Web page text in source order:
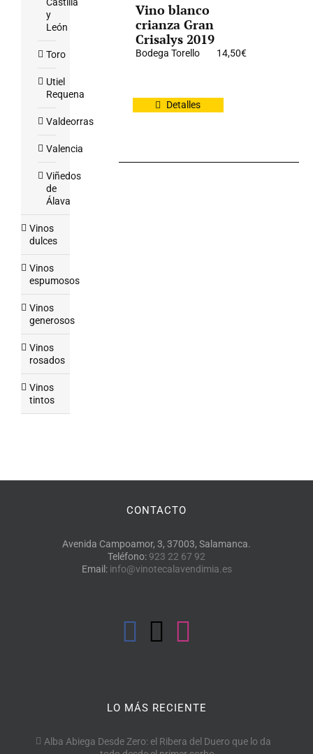
Vino blanco
crianza Gran
Crisalys 2019
Bodega Torello 14,50€
Detalles
y
León
Toro
Utiel
Requena
Valdeorras
Valencia
Viñedos
de
Álava
Vinos
dulces
Vinos
espumosos
Vinos
generosos
Vinos
rosados
Vinos
tintos
CONTACTO
Avenida Campoamor, 3, 37003, Salamanca.
Teléfono: 923 22 67 92
Email: info@vinotecalavendimia.es
LO MÁS RECIENTE
Alba Abiega Desde Zero: el Ribera del Duero que lo da